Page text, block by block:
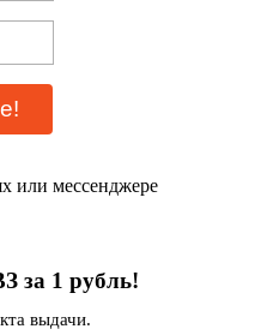
или мессенджере
за 1 рубль!
выдачи.